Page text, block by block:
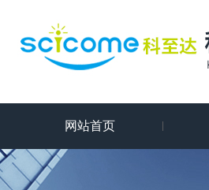
网站首页